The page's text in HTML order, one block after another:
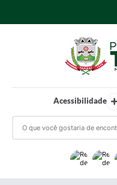
Acessibilidade